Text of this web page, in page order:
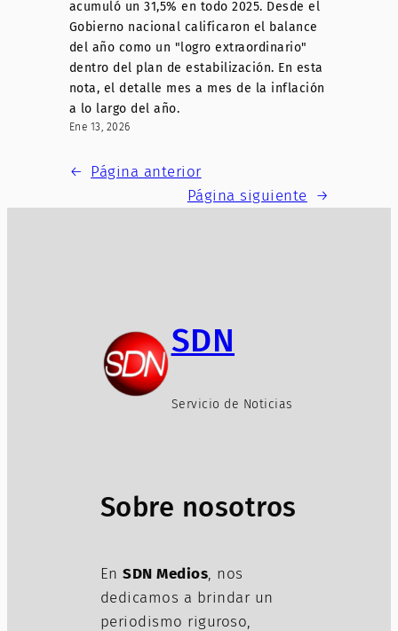
acumuló un 31,5% en todo 2025. Desde el
Gobierno nacional calificaron el balance
del año como un "logro extraordinario"
dentro del plan de estabilización. En esta
nota, el detalle mes a mes de la inflación
a lo largo del año.
Ene 13, 2026
← Página anterior
Página siguiente
→
SDN
Servicio de Noticias
Sobre nosotros
En SDN Medios, nos
dedicamos a brindar un
periodismo riguroso,